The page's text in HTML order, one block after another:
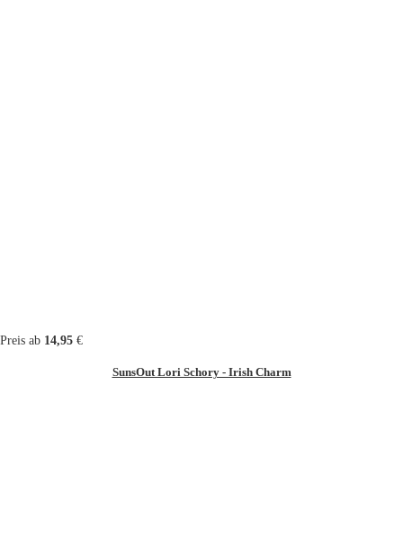
Preis ab 14,95 €
SunsOut Lori Schory - Irish Charm